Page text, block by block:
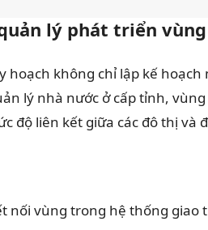
lý phát triển vùng
hoạch không chỉ lập kế
lý nhà nước ở cấp tỉnh,
độ liên kết giữa các đô thị
nối vùng trong hệ thống giao